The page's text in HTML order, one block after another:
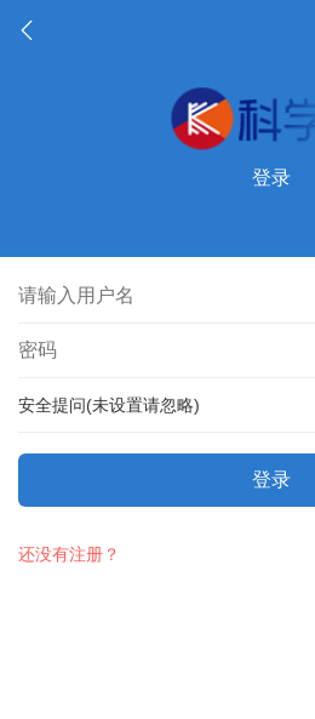
登录
安全提问(未设置请忽略)
登录
还没有注册？